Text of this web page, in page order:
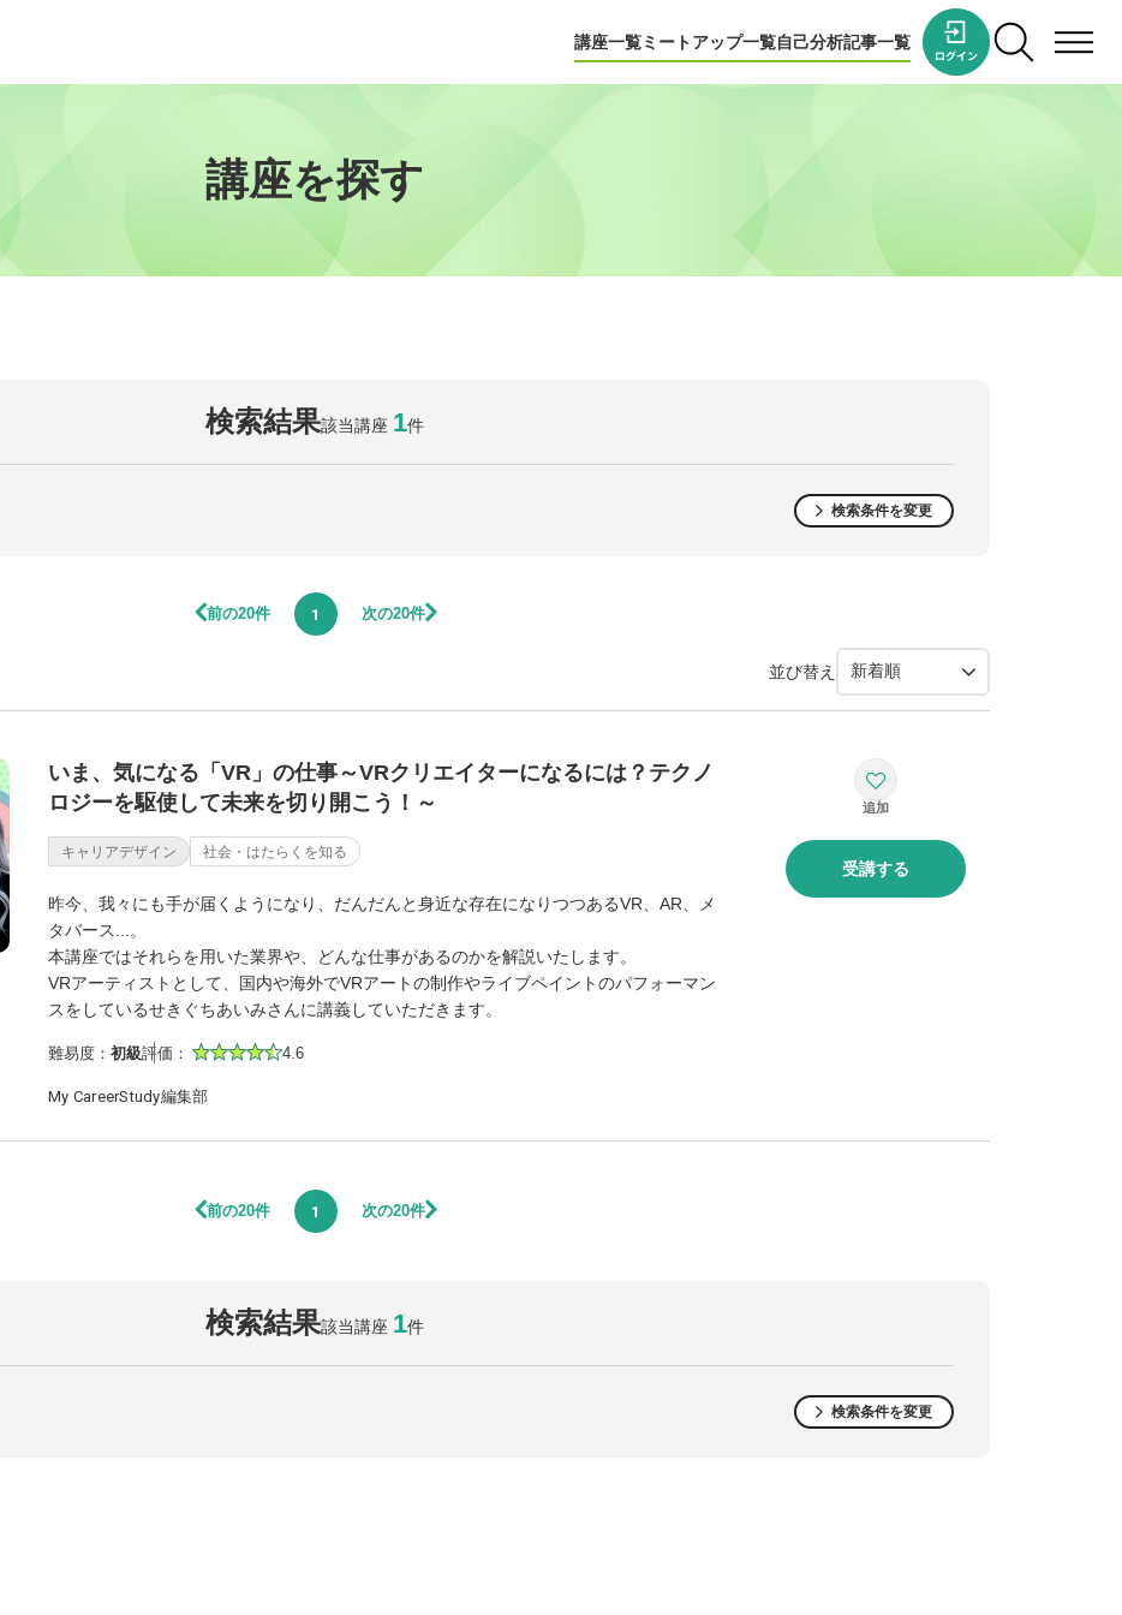
講座一覧ミートアップ一覧自己分析記事一覧
講座を探す
検索結果該当講座 1件
検索条件を変更
前の20件 1 次の20件
並び替え
いま、気になる「VR」の仕事～VRクリエイターになるには？テクノ
ロジーを駆使して未来を切り開こう！～
キャリアデザイン 社会・はたらくを知る
昨今、我々にも手が届くようになり、だんだんと身近な存在になりつつあるVR、AR、メ
タバース...。
本講座ではそれらを用いた業界や、どんな仕事があるのかを​​解説いたします。
VRアーティストとして、国内や海外でVRアートの制作やライブペイントのパフォーマン
スをしているせきぐちあいみさんに講義していただきます。
難易度： 初級評価： 4.6
My CareerStudy編集部
受講する
前の20件 1 次の20件
検索結果該当講座 1件
検索条件を変更